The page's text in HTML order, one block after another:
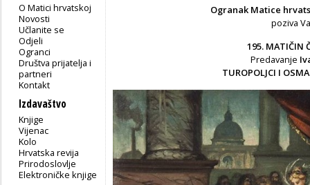
O Matici hrvatskoj
Novosti
Učlanite se
Odjeli
Ogranci
Društva prijatelja i
partneri
Kontakt
Izdavaštvo
Knjige
Vijenac
Kolo
Hrvatska revija
Prirodoslovlje
Elektroničke knjige
Ogranak Matice
poziva
195. MATIČIN
Predavanje
TUROPOLJCI I